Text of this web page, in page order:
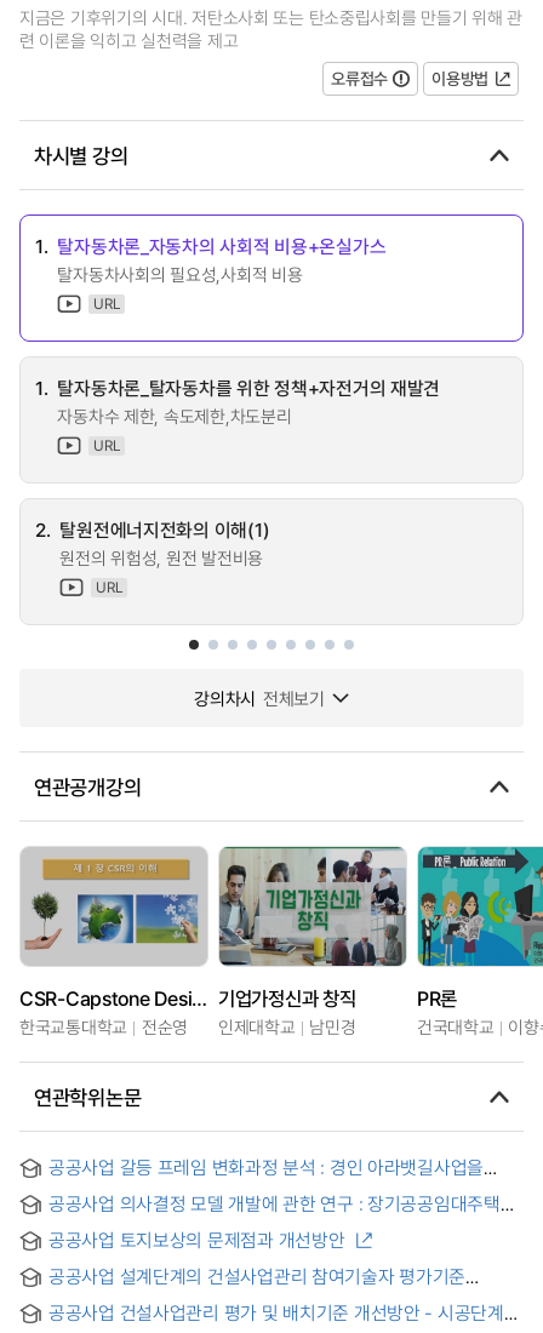
지금은 기후위기의 시대. 저탄소사회 또는 탄소중립사회를 만들기 위해 관
련 이론을 익히고 실천력을 제고
오류접수
이용방법
차시별 강의
1. 탈자동차론_자동차의 사회적 비용+온실가스
탈자동차사회의 필요성,사회적 비용
URL
1. 탈자동차론_탈자동차를 위한 정책+자전거의 재발견
자동차수 제한, 속도제한,차도분리
URL
2. 탈원전에너지전화의 이해(1)
원전의 위험성, 원전 발전비용
URL
강의차시 전체보기
연관공개강의
CSR-Capstone Design
한국교통대학교 전순영
기업가정신과 창직
인제대학교 남민경
PR론
건국대학교 이
연관학위논문
공공사업 갈등 프레임 변화과정 분석 : 경인 아라뱃길사업을
공공사업 의사결정 모델 개발에 관한 연구 : 장기공공임대주택
공공사업 토지보상의 문제점과 개선방안
공공사업 설계단계의 건설사업관리 참여기술자 평가기준
Engineers on Design-phase of Public Projects
공공사업 건설사업관리 평가 및 배치기준 개선방안 - 시공단계의